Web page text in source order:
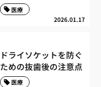
2026.01.17
医療
ドライソケットを防ぐ
ための抜歯後の注意点
医療